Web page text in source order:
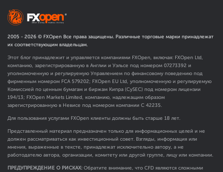
2005 - 2026 © FXOpen Все права защищены. Различные торговые марки принадлежат
их соответствующим владельцам.
Этот блог принадлежит и управляется компаниями FXOpen, включая: FXOpen Ltd,
компанию, зарегистрированную в Англии и Уэльсе под номером 07273392 и
уполномоченную и регулируемую Управлением по финансовому поведению под
фирменным номером FCA 579202; FXOpen EU Ltd, уполномоченную и регулируемую
Комиссией по ценным бумагам и биржам Кипра (CySEC) под номером лицензии
194/13; FXOpen Markets Limited, компанию, надлежащим образом
зарегистрированную в Невисе под номером компании C 42235.
Для пользования услугами FXOpen клиенты должны быть старше 18 лет.
Представленный материал предназначен только для информационных целей и не
должен рассматриваться как инвестиционный совет. Взгляды, информация или
мнения, выраженные в тексте, принадлежат исключительно автору, а не
работодателю автора, организации, комитету или другой группе, лицу или компании.
ПРЕДУПРЕЖДЕНИЕ О РИСКАХ: Обратите внимание, что CFD являются сложными